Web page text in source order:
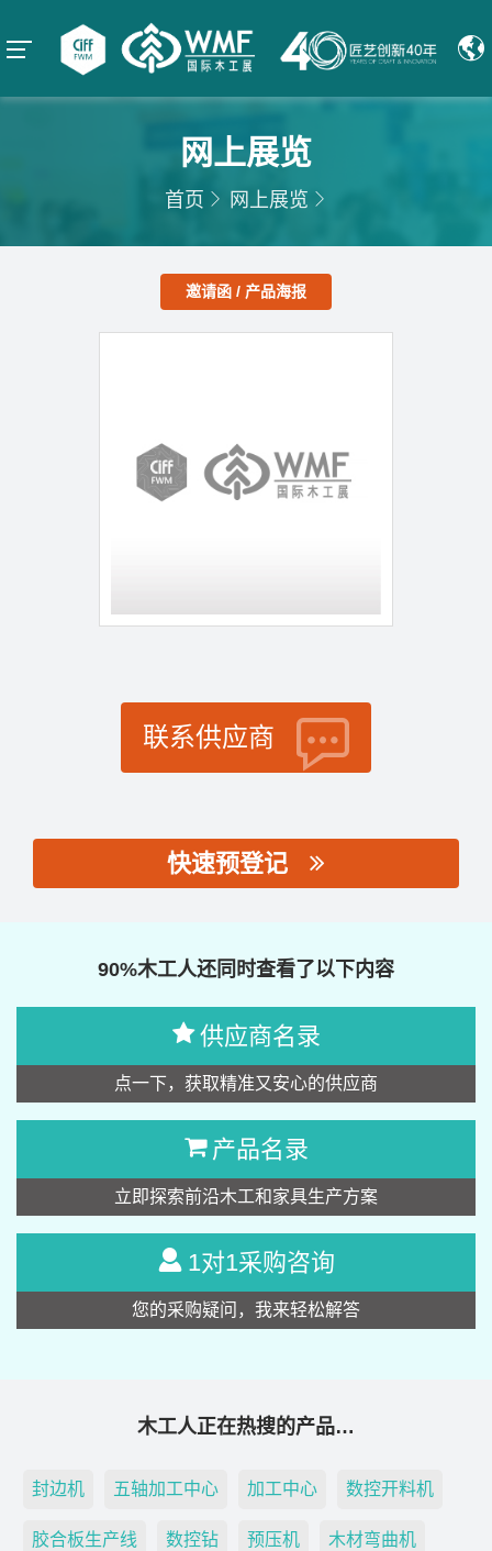
网上展览
首页 网上展览
邀请函 / 产品海报
联系供应商
快速预登记
90%木工人还同时查看了以下内容
供应商名录
点一下，获取精准又安心的供应商
产品名录
立即探索前沿木工和家具生产方案
1对1采购咨询
您的采购疑问，我来轻松解答
木工人正在热搜的产品…
封边机 五轴加工中心 加工中心 数控开料机
胶合板生产线 数控钻 预压机 木材弯曲机